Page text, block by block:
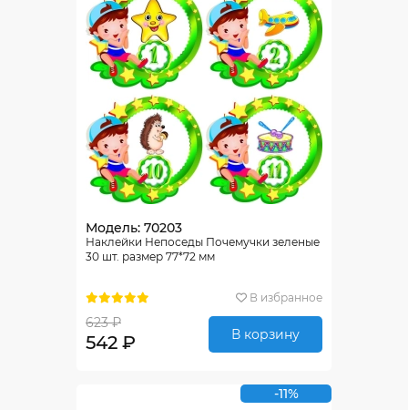
Модель: 70203
Наклейки Непоседы Почемучки зеленые
30 шт. размер 77*72 мм
В избранное
623 ₽
542 ₽ В корзину
-11%